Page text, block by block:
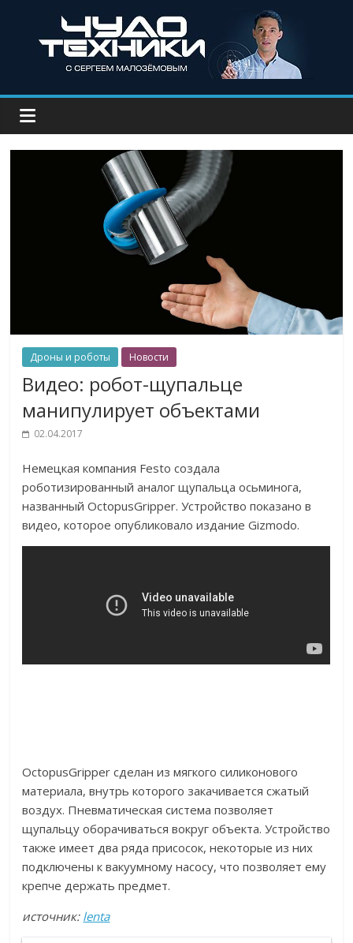
Дроны и роботы Новости
Видео: робот-щупальце
манипулирует объектами
02.04.2017
Немецкая компания Festo создала
роботизированный аналог щупальца осьминога,
названный OctopusGripper. Устройство показано в
видео, которое опубликовало издание Gizmodo.
OctopusGripper сделан из мягкого силиконового
материала, внутрь которого закачивается сжатый
воздух. Пневматическая система позволяет
щупальцу оборачиваться вокруг объекта. Устройство
также имеет два ряда присосок, некоторые из них
подключены к вакуумному насосу, что позволяет ему
крепче держать предмет.
источник: lenta